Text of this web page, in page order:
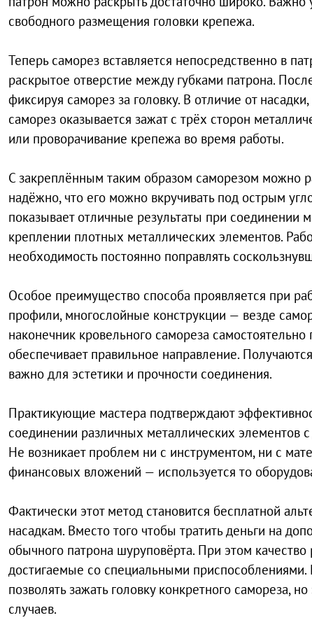
свободного размещения головки крепежа.
Теперь саморез вставляется непосредственно в
раскрытое отверстие между губками патрона.
фиксируя саморез за головку. В отличие от
саморез оказывается зажат с трёх сторон
или проворачивание крепежа во время работы.
С закреплённым таким образом саморезом можно
надёжно, что его можно вкручивать под острым
показывает отличные результаты при
креплении плотных металлических элементов.
необходимость постоянно поправлять
Особое преимущество способа проявляется при
профили, многослойные конструкции — везде
наконечник кровельного самореза
обеспечивает правильное направление.
важно для эстетики и прочности соединения.
Практикующие мастера подтверждают
соединении различных металлических элементов
Не возникает проблем ни с инструментом, ни с
финансовых вложений — используется то
Фактически этот метод становится бесплатной
насадкам. Вместо того чтобы тратить деньги на
обычного патрона шуруповёрта. При этом
достигаемые со специальными
позволять зажать головку конкретного самореза,
случаев.